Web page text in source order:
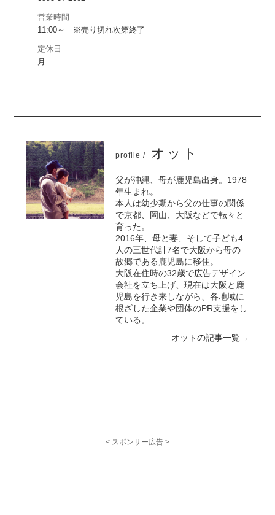
営業時間
11:00～ ※売り切れ次第終了
定休日
月
profile /オット
父が沖縄、母が鹿児島出身。1978
年生まれ。
本人は幼少期から父の仕事の関係
で京都、岡山、大阪などで転々と
育った。
2016年、母と妻、そして子ども4
人の三世代計7名で大阪から母の
故郷である鹿児島に移住。
大阪在住時の32歳で広告デザイン
会社を立ち上げ、現在は大阪と鹿
児島を行き来しながら、各地域に
根ざした企業や団体のPR支援をし
ている。
オットの記事一覧→
< スポンサー広告 >